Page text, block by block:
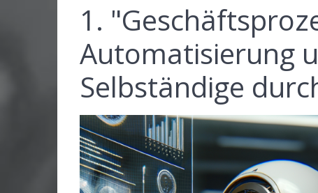
1.
Automatisierung
Selbständige